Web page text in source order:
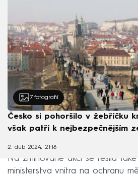
7 fotografií
Česko si pohoršilo v žebříčku
však patří k nejbezpečnějším
2. dub 2024, 21:18
Na zmiňované akci se řešila
ministerstva vnitra na ochranu